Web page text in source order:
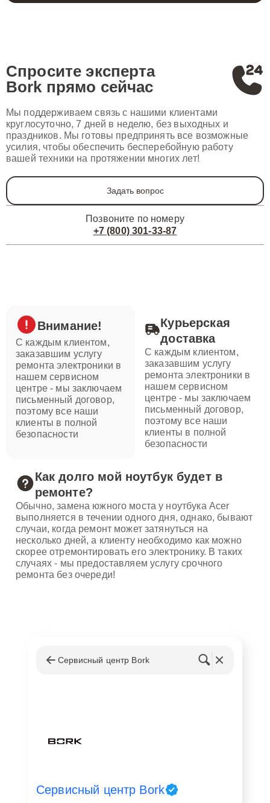
Спросите эксперта
Bork прямо сейчас
Мы поддерживаем связь с нашими клиентами
круглосуточно, 7 дней в неделю, без выходных и
праздников. Мы готовы предпринять все возможные
усилия, чтобы обеспечить бесперебойную работу
вашей техники на протяжении многих лет!
Задать вопрос
Позвоните по номеру
+7 (800) 301-33-87
Внимание!
С каждым клиентом,
заказавшим услугу
ремонта электроники в
нашем сервисном
центре - мы заключаем
письменный договор,
поэтому все наши
клиенты в полной
безопасности
Курьерская
доставка
С каждым клиентом,
заказавшим услугу
ремонта электроники в
нашем сервисном
центре - мы заключаем
письменный договор,
поэтому все наши
клиенты в полной
безопасности
Как долго мой ноутбук будет в
ремонте?
Обычно, замена южного моста у ноутбука Acer
выполняется в течении одного дня, однако, бывают
случаи, когда ремонт может затянуться на
несколько дней, а клиенту необходимо как можно
скорее отремонтировать его электронику. В таких
случаях - мы предоставляем услугу срочного
ремонта без очереди!
Сервисный центр Bork
Сервисный центр Bork